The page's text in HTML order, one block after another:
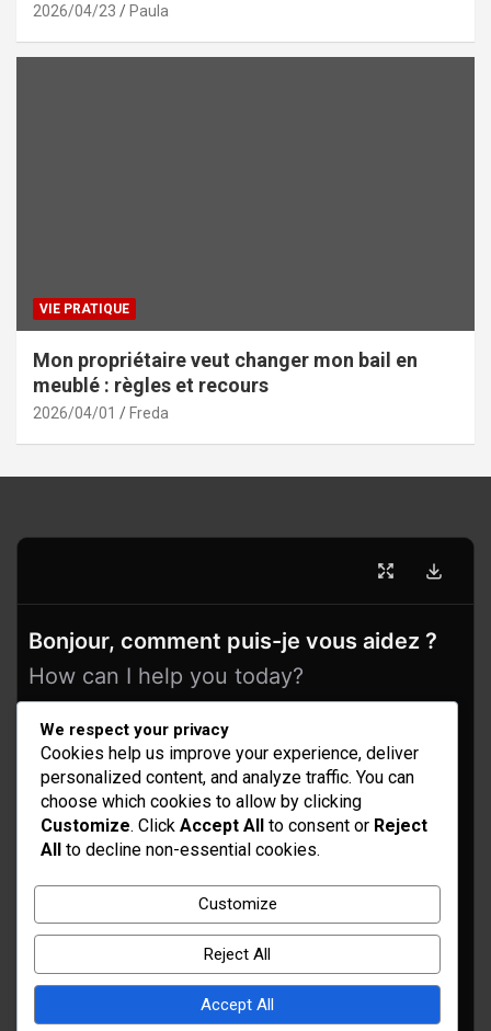
2026/04/23 Paula
VIE PRATIQUE
Mon propriétaire veut changer mon bail en
meublé : règles et recours
2026/04/01 Freda
Bonjour, comment puis-je vous aidez ?
How can I help you today?
Idées d’aménagement et déco
Choix d'outillage et de matériaux
We respect your privacy
Cookies help us improve your experience, deliver
personalized content, and analyze traffic. You can
choose which cookies to allow by clicking
Customize. Click Accept All to consent or Reject
All to decline non-essential cookies.
Customize
Reject All
Accept All